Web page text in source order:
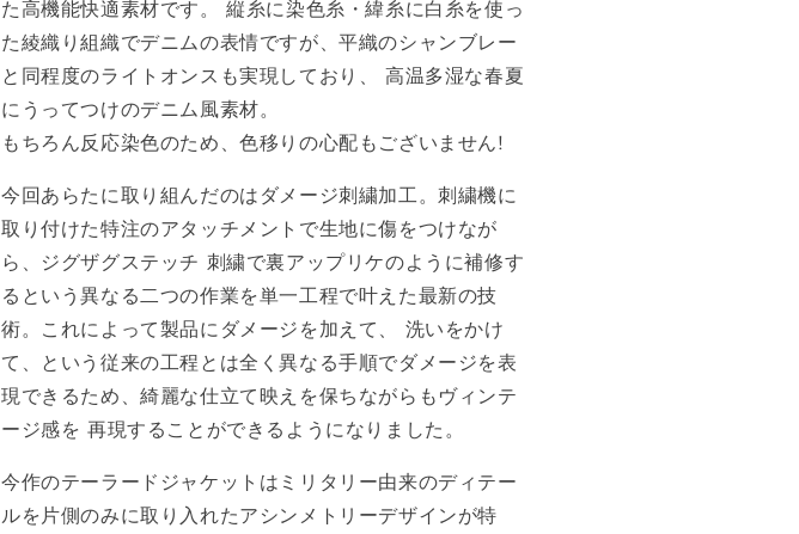
た高機能快適素材です。 縦糸に染色糸・緯糸に白糸を使っ
た綾織り組織でデニムの表情ですが、平織のシャンブレー
と同程度のライトオンスも実現しており、 高温多湿な春夏
にうってつけのデニム風素材。
もちろん反応染色のため、色移りの心配もございません!
今回あらたに取り組んだのはダメージ刺繍加工。刺繍機に
取り付けた特注のアタッチメントで生地に傷をつけなが
ら、ジグザグステッチ 刺繍で裏アップリケのように補修す
るという異なる二つの作業を単一工程で叶えた最新の技
術。これによって製品にダメージを加えて、 洗いをかけ
て、という従来の工程とは全く異なる手順でダメージを表
現できるため、綺麗な仕立て映えを保ちながらもヴィンテ
ージ感を 再現することができるようになりました。
今作のテーラードジャケットはミリタリー由来のディテー
ルを片側のみに取り入れたアシンメトリーデザインが特